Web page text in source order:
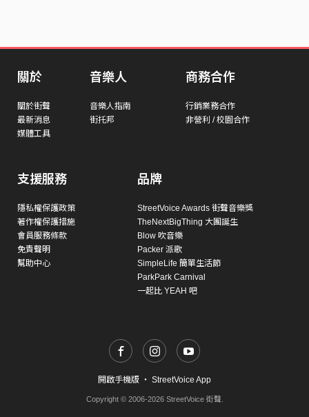
關於
關於街聲
最新消息
媒體工具
音樂人
音樂人指南
街托邦
商務合作
行銷業務合作
非營利 / 校園合作
支援服務
隱私權保護政策
著作權保護措施
會員服務條款
免責聲明
幫助中心
品牌
StreetVoice Awards 街聲音樂獎
TheNextBigThing 大團誕生
Blow 吹音樂
Packer 派歌
SimpleLife 簡單生活節
ParkPark Carnival
一起比 YEAH 吧
開啟手機版 ・ StreetVoice App
Copyright © 2006-2026 StreetVoice 街聲.